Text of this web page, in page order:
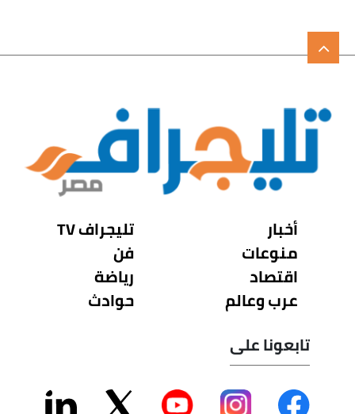
أخبار
منوعات
اقتصاد
عرب وعالم
تليجراف TV
فن
رياضة
حوادث
تابعونا على